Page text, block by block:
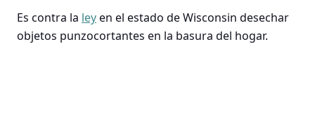
Es contra la leyen el estado de Wisconsin desechar
objetos punzocortantes en la basura del hogar.